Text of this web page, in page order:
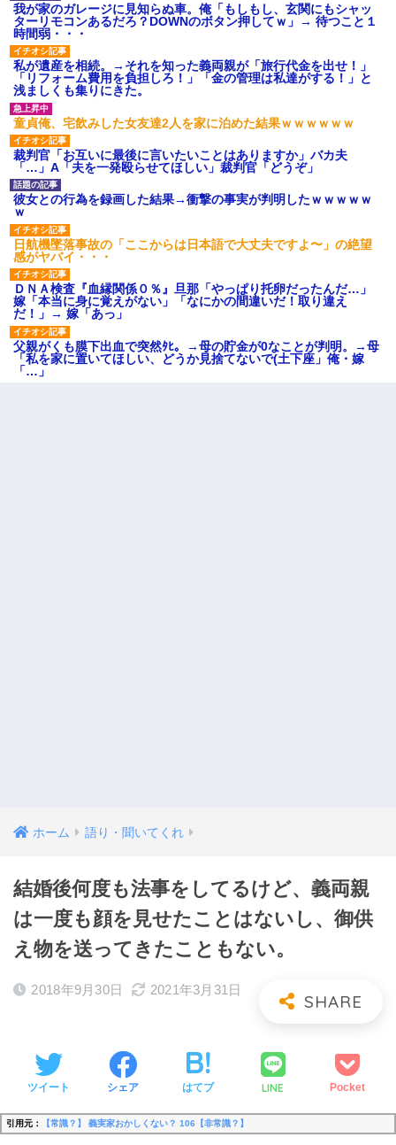
我が家のガレージに見知らぬ車。俺「もしもし、玄関にもシャッ
ターリモコンあるだろ？DOWNのボタン押してｗ」→ 待つこと１
時間弱・・・
私が遺産を相続。→それを知った義両親が「旅行代金を出せ！」
「リフォーム費用を負担しろ！」「金の管理は私達がする！」と
浅ましくも集りにきた。
童貞俺、宅飲みした女友達2人を家に泊めた結果ｗｗｗｗｗｗ
裁判官「お互いに最後に言いたいことはありますか」バカ夫
「…」A「夫を一発殴らせてほしい」裁判官「どうぞ」
彼女との行為を録画した結果→衝撃の事実が判明したｗｗｗｗｗ
ｗ
日航機墜落事故の「ここからは日本語で大丈夫ですよ〜」の絶望
感がヤバイ・・・
ＤＮＡ検査『血縁関係０％』旦那「やっぱり托卵だったんだ…」
嫁「本当に身に覚えがない」「なにかの間違いだ！取り違え
だ！」→ 嫁「あっ」
父親がくも膜下出血で突然ﾀﾋ。→母の貯金が0なことが判明。→母
「私を家に置いてほしい、どうか見捨てないで(土下座」俺・嫁
「…」
ホーム 語り・聞いてくれ
結婚後何度も法事をしてるけど、義両親
は一度も顔を見せたことはないし、御供
え物を送ってきたこともない。
2018年9月30日 2021年3月31日
ツイート シェア はてブ LINE Pocket
引用元： 【常識？】 義実家おかしくない？ 106【非常識？】